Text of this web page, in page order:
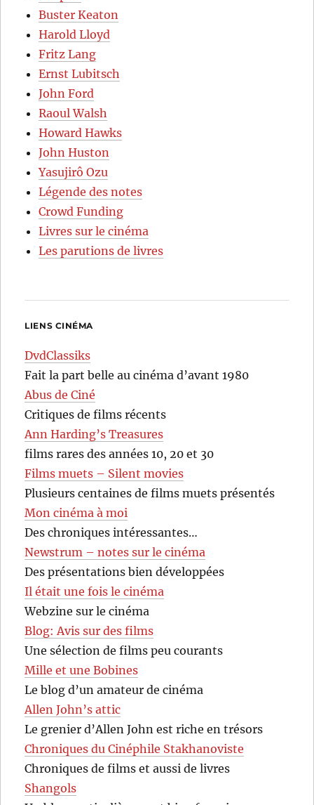
Buster Keaton
Harold Lloyd
Fritz Lang
Ernst Lubitsch
John Ford
Raoul Walsh
Howard Hawks
John Huston
Yasujirô Ozu
Légende des notes
Crowd Funding
Livres sur le cinéma
Les parutions de livres
LIENS CINÉMA
DvdClassiks
Fait la part belle au cinéma d’avant 1980
Abus de Ciné
Critiques de films récents
Ann Harding’s Treasures
films rares des années 10, 20 et 30
Films muets – Silent movies
Plusieurs centaines de films muets présentés
Mon cinéma à moi
Des chroniques intéressantes…
Newstrum – notes sur le cinéma
Des présentations bien développées
Il était une fois le cinéma
Webzine sur le cinéma
Blog: Avis sur des films
Une sélection de films peu courants
Mille et une Bobines
Le blog d’un amateur de cinéma
Allen John’s attic
Le grenier d’Allen John est riche en trésors
Chroniques du Cinéphile Stakhanoviste
Chroniques de films et aussi de livres
Shangols